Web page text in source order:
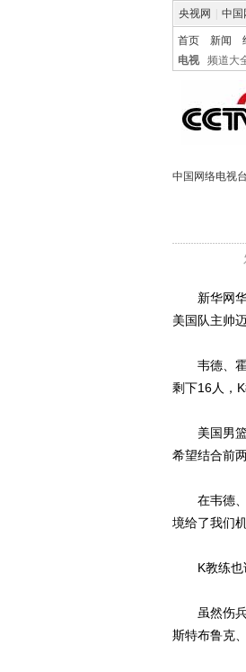
央视网 中国
首页 新闻
电视
频道大
中国网络电视台
新华网华
美国队主帅
韦德、霍
剩下16人，
美国男篮
希望结合前
在韦德、
境给了我们
K教练也说
虽然伤兵
斯特布鲁克